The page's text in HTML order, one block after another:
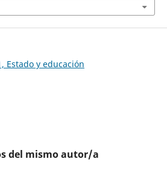
Estado y educación
del mismo autor/a